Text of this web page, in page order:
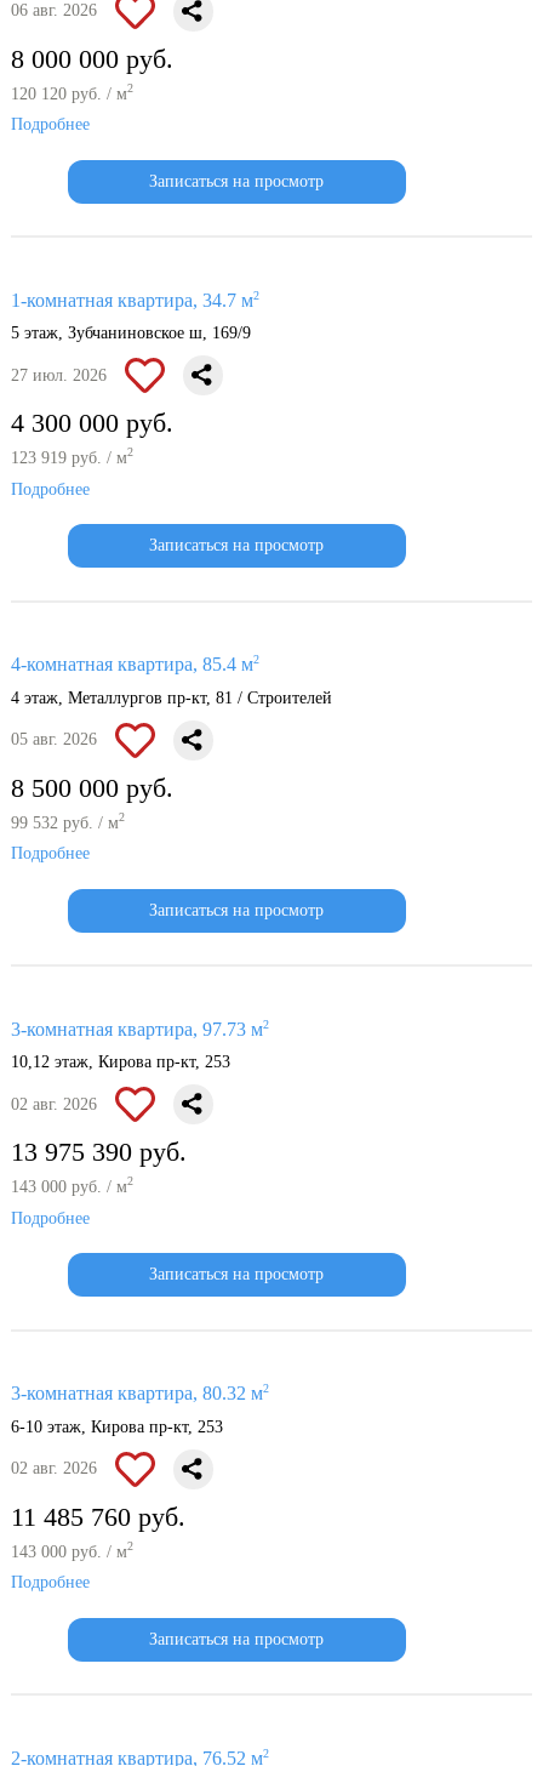
06 авг. 2026
8 000 000 руб.
120 120 руб. / м2
Подробнее
Записаться на просмотр
1-комнатная квартира, 34.7 м2
5 этаж, Зубчаниновское ш, 169/9
27 июл. 2026
4 300 000 руб.
123 919 руб. / м2
Подробнее
Записаться на просмотр
4-комнатная квартира, 85.4 м2
4 этаж, Металлургов пр-кт, 81 / Строителей
05 авг. 2026
8 500 000 руб.
99 532 руб. / м2
Подробнее
Записаться на просмотр
3-комнатная квартира, 97.73 м2
10,12 этаж, Кирова пр-кт, 253
02 авг. 2026
13 975 390 руб.
143 000 руб. / м2
Подробнее
Записаться на просмотр
3-комнатная квартира, 80.32 м2
6-10 этаж, Кирова пр-кт, 253
02 авг. 2026
11 485 760 руб.
143 000 руб. / м2
Подробнее
Записаться на просмотр
2-комнатная квартира, 76.52 м2